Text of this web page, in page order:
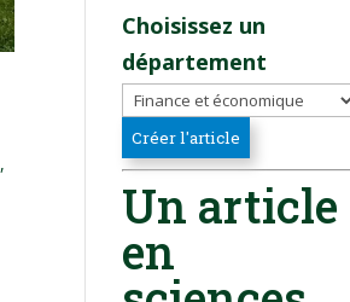
,
Choisissez un
département
Un article
en